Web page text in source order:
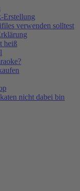
Erstellung
verwenden solltest
heiß
nicht dabei bin